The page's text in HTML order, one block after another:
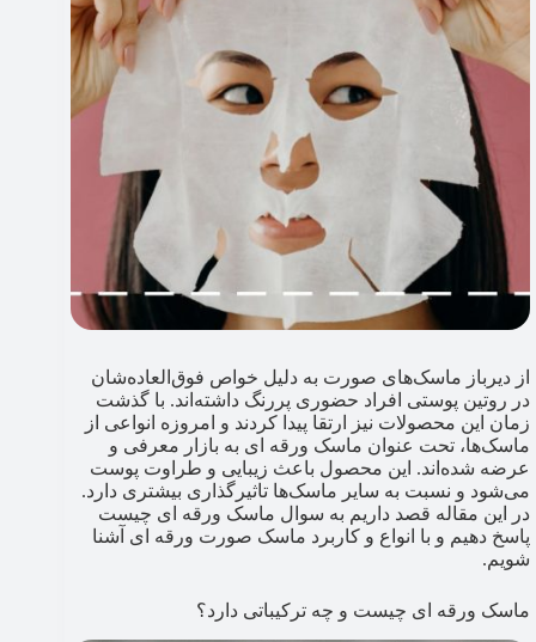
از دیرباز ماسک‌‌های صورت به دلیل خواص فوق‌العاده‌‌شان
در روتین‌ پوستی افراد حضوری پررنگ داشته‌اند. با گذشت
زمان این محصولات نیز ارتقا پیدا کردند و امروزه انواعی از
ماسک‌ها، تحت عنوان ماسک‌ ورقه‌ ای به بازار معرفی و
عرضه شده‌اند. این محصول باعث زیبایی و طراوت پوست
می‌شود و نسبت به سایر ماسک‌ها تاثیرگذاری بیشتری دارد‌.
در این مقاله قصد داریم به سوال ماسک‌ ورقه ‌ای چیست
پاسخ دهیم و با انواع و کاربرد ماسک‌ صورت ورقه ‌ای آشنا
شویم.
ماسک‌ ورقه ‌ای چیست و چه ترکیباتی دارد؟